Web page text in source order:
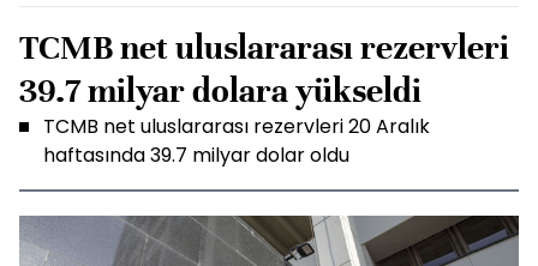
TCMB net uluslararası rezervleri
39.7 milyar dolara yükseldi
TCMB net uluslararası rezervleri 20 Aralık
haftasında 39.7 milyar dolar oldu